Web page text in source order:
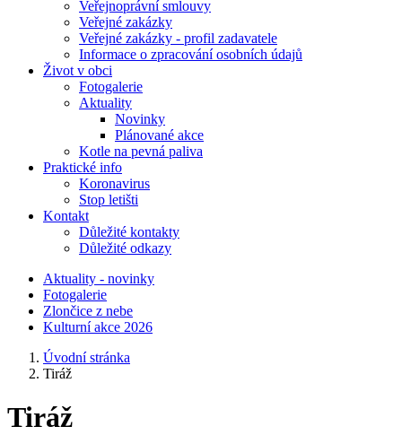
Veřejnoprávní smlouvy
Veřejné zakázky
Veřejné zakázky - profil zadavatele
Informace o zpracování osobních údajů
Život v obci
Fotogalerie
Aktuality
Novinky
Plánované akce
Kotle na pevná paliva
Praktické info
Koronavirus
Stop letišti
Kontakt
Důležité kontakty
Důležité odkazy
Aktuality - novinky
Fotogalerie
Zlončice z nebe
Kulturní akce 2026
Úvodní stránka
Tiráž
Tiráž